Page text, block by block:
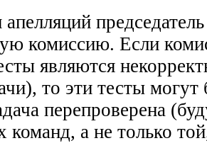
комиссию. Если
являются
то эти тесты
перепроверена
команд, а не только